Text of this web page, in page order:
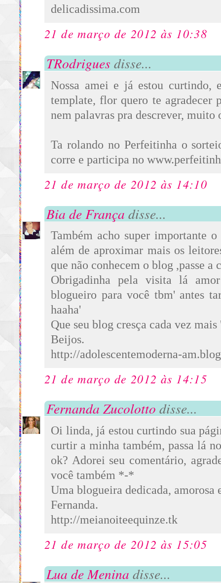
delicadissima.com
21 de março de 2012 às 10:38
TRodrigues disse...
Nossa amei e já estou curtindo,
template, flor quero te agradecer
nem palavras pra descrever, muito
Ta rolando no Perfeitinha o
corre e participa no
21 de março de 2012 às 14:10
Bia de França disse...
Também acho super importante
além de aproximar mais os
que não conhecem o blog ,passe a
Obrigadinha pela visita lá
blogueiro para você tbm' antes
haaha'
Que seu blog cresça cada vez mais
Beijos.
http://adolescentemoderna-
21 de março de 2012 às 14:15
Fernanda Zucolotto disse...
Oi linda, já estou curtindo sua
curtir a minha também, passa lá
ok? Adorei seu comentário,
você também *-*
Uma blogueira dedicada, amorosa
Fernanda.
http://meianoiteequinze.tk
21 de março de 2012 às 15:05
Lua de Menina disse...